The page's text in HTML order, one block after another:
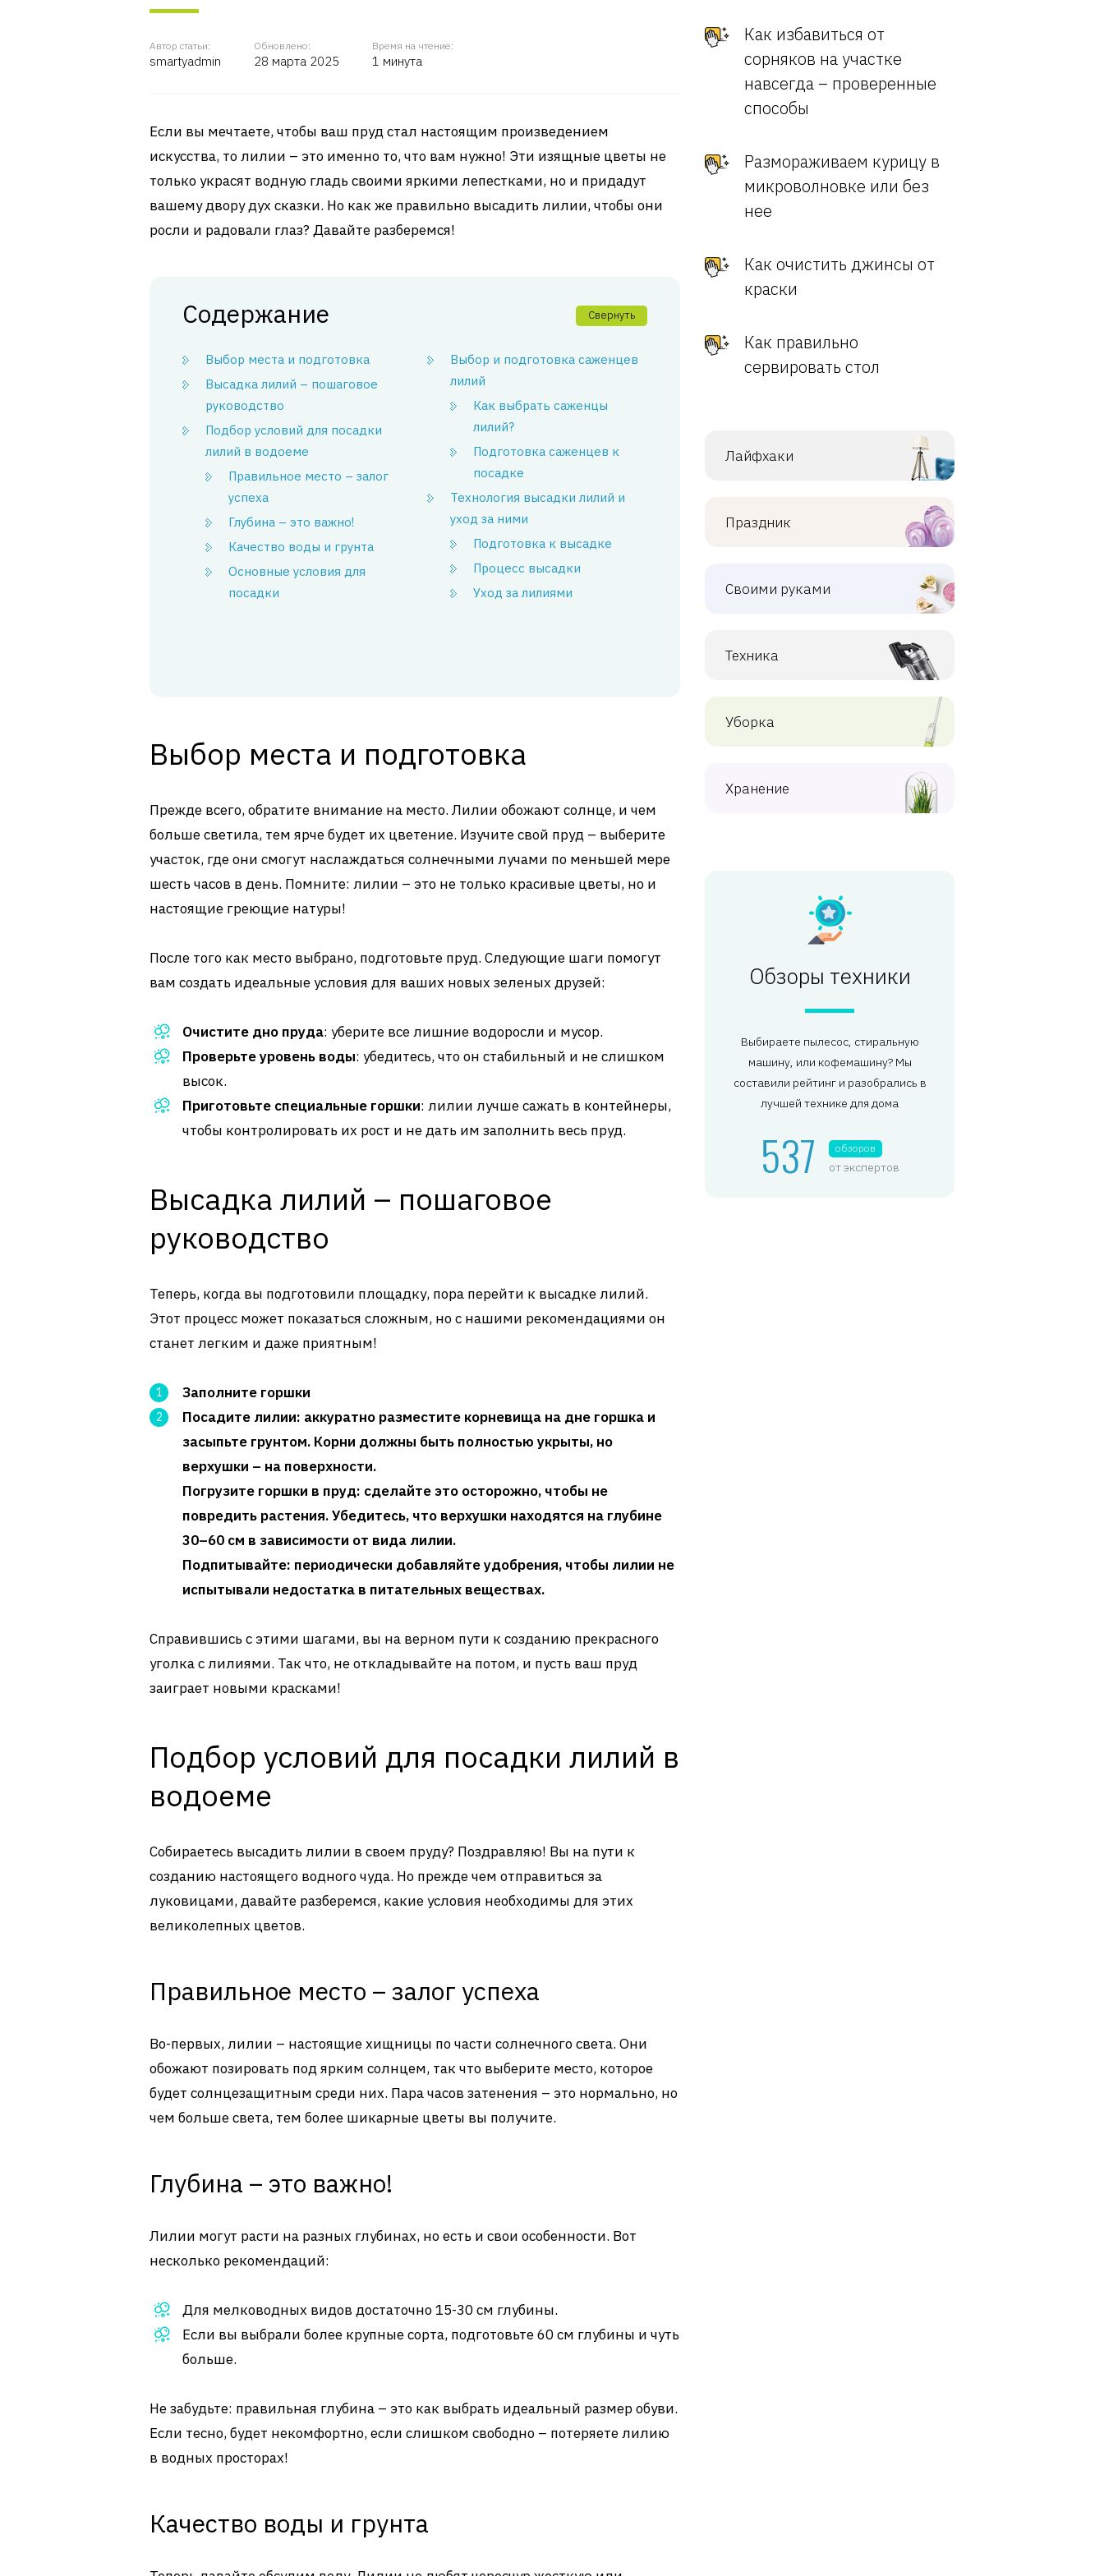
Автор статьи:
smartyadmin
Обновлено:
28 марта 2025
Время на чтение:
1 минута
Если вы мечтаете, чтобы ваш пруд стал настоящим произведением
искусства, то лилии – это именно то, что вам нужно! Эти изящные цветы не
только украсят водную гладь своими яркими лепестками, но и придадут
вашему двору дух сказки. Но как же правильно высадить лилии, чтобы они
росли и радовали глаз? Давайте разберемся!
Содержание Свернуть
Выбор места и подготовка
Высадка лилий – пошаговое
руководство
Подбор условий для посадки
лилий в водоеме
Правильное место – залог
успеха
Глубина – это важно!
Качество воды и грунта
Основные условия для
посадки
Выбор и подготовка саженцев
лилий
Как выбрать саженцы
лилий?
Подготовка саженцев к
посадке
Технология высадки лилий и
уход за ними
Подготовка к высадке
Процесс высадки
Уход за лилиями
Выбор места и подготовка
Прежде всего, обратите внимание на место. Лилии обожают солнце, и чем
больше светила, тем ярче будет их цветение. Изучите свой пруд – выберите
участок, где они смогут наслаждаться солнечными лучами по меньшей мере
шесть часов в день. Помните: лилии – это не только красивые цветы, но и
настоящие греющие натуры!
После того как место выбрано, подготовьте пруд. Следующие шаги помогут
вам создать идеальные условия для ваших новых зеленых друзей:
Очистите дно пруда: уберите все лишние водоросли и мусор.
Проверьте уровень воды: убедитесь, что он стабильный и не слишком
высок.
Приготовьте специальные горшки: лилии лучше сажать в контейнеры,
чтобы контролировать их рост и не дать им заполнить весь пруд.
Высадка лилий – пошаговое
руководство
Теперь, когда вы подготовили площадку, пора перейти к высадке лилий.
Этот процесс может показаться сложным, но с нашими рекомендациями он
станет легким и даже приятным!
Заполните горшки
Посадите лилии: аккуратно разместите корневища на дне горшка и
засыпьте грунтом. Корни должны быть полностью укрыты, но
верхушки – на поверхности.
Погрузите горшки в пруд: сделайте это осторожно, чтобы не
повредить растения. Убедитесь, что верхушки находятся на глубине
30–60 см в зависимости от вида лилии.
Подпитывайте: периодически добавляйте удобрения, чтобы лилии не
испытывали недостатка в питательных веществах.
Справившись с этими шагами, вы на верном пути к созданию прекрасного
уголка с лилиями. Так что, не откладывайте на потом, и пусть ваш пруд
заиграет новыми красками!
Подбор условий для посадки лилий в
водоеме
Собираетесь высадить лилии в своем пруду? Поздравляю! Вы на пути к
созданию настоящего водного чуда. Но прежде чем отправиться за
луковицами, давайте разберемся, какие условия необходимы для этих
великолепных цветов.
Правильное место – залог успеха
Во-первых, лилии – настоящие хищницы по части солнечного света. Они
обожают позировать под ярким солнцем, так что выберите место, которое
будет солнцезащитным среди них. Пара часов затенения – это нормально, но
чем больше света, тем более шикарные цветы вы получите.
Глубина – это важно!
Лилии могут расти на разных глубинах, но есть и свои особенности. Вот
несколько рекомендаций:
Для мелководных видов достаточно 15-30 см глубины.
Если вы выбрали более крупные сорта, подготовьте 60 см глубины и чуть
больше.
Не забудьте: правильная глубина – это как выбрать идеальный размер обуви.
Если тесно, будет некомфортно, если слишком свободно – потеряете лилию
в водных просторах!
Качество воды и грунта
Как избавиться от
сорняков на участке
навсегда – проверенные
способы
Размораживаем курицу в
микроволновке или без
нее
Как очистить джинсы от
краски
Как правильно
сервировать стол
Лайфхаки
Праздник
Своими руками
Техника
Уборка
Хранение
Обзоры техники
Выбираете пылесос, стиральную
машину, или кофемашину? Мы
составили рейтинг и разобрались в
лучшей технике для дома
537 обзоров
от экспертов